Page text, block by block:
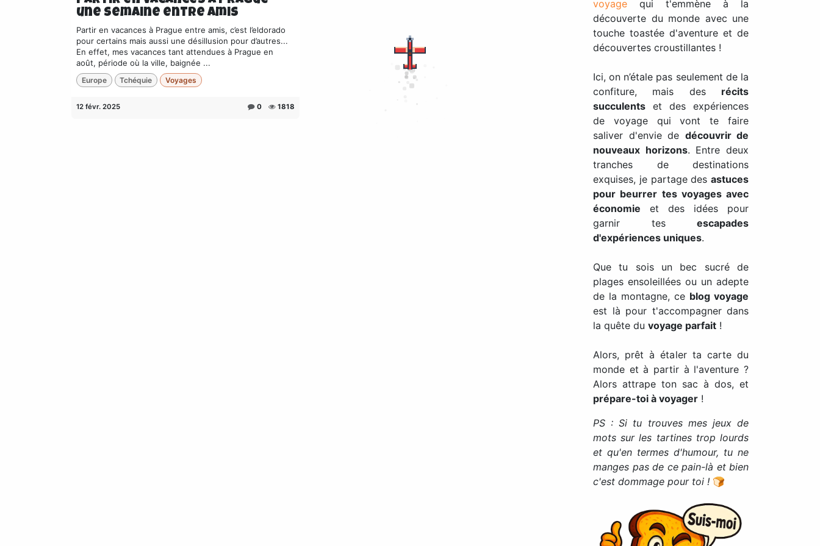
une semaine entre amis
Partir en vacances à Prague entre amis, c’est l’eldorado
pour certains mais aussi une désillusion pour d’autres...
En effet, mes vacances tant attendues à Prague en
août, période où la ville, baignée ...
Europe Tchéquie Voyages
12 févr. 2025 0 1818
voyage qui t'emmène à la
découverte du monde avec une
touche toastée d'aventure et de
découvertes croustillantes !
Ici, on n’étale pas seulement de la
confiture, mais des récits
succulents et des expériences
de voyage qui vont te faire
saliver d'envie de découvrir de
nouveaux horizons. Entre deux
tranches de destinations
exquises, je partage des astuces
pour beurrer tes voyages avec
économie et des idées pour
garnir tes escapades
d'expériences uniques.
Que tu sois un bec sucré de
plages ensoleillées ou un adepte
de la montagne, ce blog voyage
est là pour t'accompagner dans
la quête du voyage parfait !
Alors, prêt à étaler ta carte du
monde et à partir à l'aventure ?
Alors attrape ton sac à dos, et
prépare-toi à voyager !
PS : Si tu trouves mes jeux de
mots sur les tartines trop lourds
et qu'en termes d'humour, tu ne
manges pas de ce pain-là et bien
c'est dommage pour toi ! 🍞